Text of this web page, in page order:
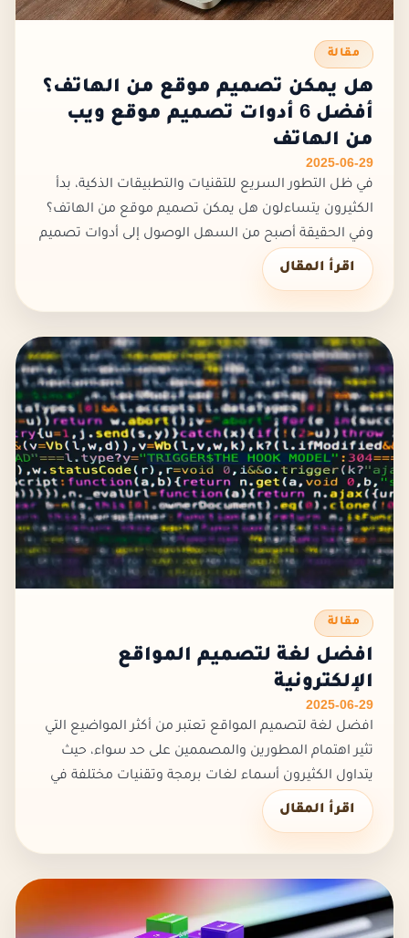
مقالة
هل يمكن تصميم موقع من الهاتف؟
أفضل 6 أدوات تصميم موقع ويب
من الهاتف
2025-06-29
في ظل التطور السريع للتقنيات والتطبيقات الذكية، بدأ
الكثيرون يتساءلون هل يمكن تصميم موقع من الهاتف؟
وفي الحقيقة أصبح من السهل الوصول إلى أدوات تصميم
المواقع أكثر من أي وقت مضى ومع الانتشار الواسع
للهواتف الذكي، ولذلك نتن...
اقرأ المقال
مقالة
افضل لغة لتصميم المواقع
الإلكترونية
2025-06-29
افضل لغة لتصميم المواقع تعتبر من أكثر المواضيع التي
تثير اهتمام المطورين والمصممين على حد سواء، حيث
يتداول الكثيرون أسماء لغات برمجة وتقنيات مختلفة في
هذا المجال، مما يجعل الاختيار محيرًا أحيانًا، ويتوقف الأمر
على عدة عو...
اقرأ المقال